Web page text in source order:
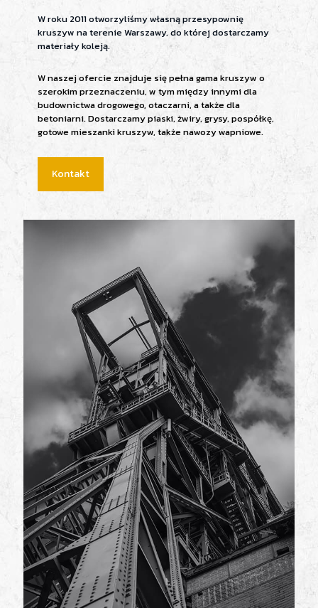
W roku 2011 otworzyliśmy własną przesypownię
kruszyw na terenie Warszawy, do której dostarczamy
materiały koleją.
W naszej ofercie znajduje się pełna gama kruszyw o
szerokim przeznaczeniu, w tym między innymi dla
budownictwa drogowego, otaczarni, a także dla
betoniarni. Dostarczamy piaski, żwiry, grysy, pospółkę,
gotowe mieszanki kruszyw, także nawozy wapniowe.
Kontakt